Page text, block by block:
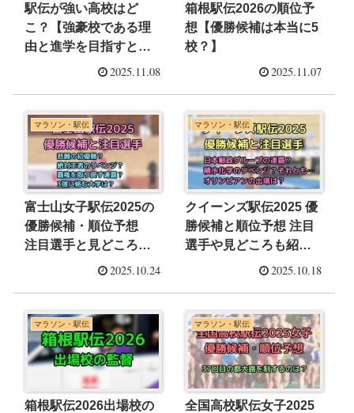
駅伝が強い高校はど
こ？【強豪校である理
由と進学を目指すとき
のポイント・2025年
2025.11.08
箱根駅伝2026の順位予
想【優勝候補は本当に5
校？】
2025.11.07
マラソン・駅伝
富士山女子駅伝2025の
優勝候補・順位予想
注目選手と見どころも
2025.10.24
マラソン・駅伝
クイーンズ駅伝2025 優
勝候補と順位予想 注目
選手や見どころも紹
2025.10.18
マラソン・駅伝
箱根駅伝2026出場校の
マラソン・駅伝
全国高校駅伝女子2025